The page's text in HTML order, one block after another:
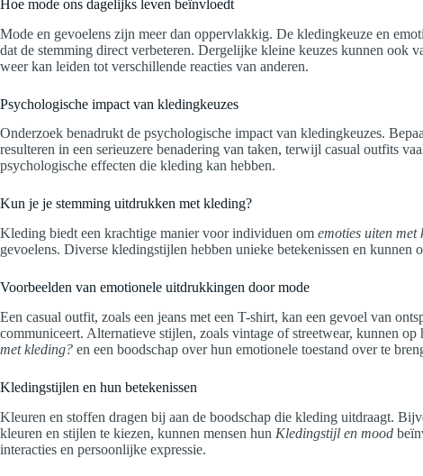
Hoe mode ons dagelijks leven beïnvloedt
Mode en gevoelens zijn meer dan oppervlakkig. De kledingkeuze en
dat de stemming direct verbeteren. Dergelijke kleine keuzes kunnen
weer kan leiden tot verschillende reacties van anderen.
Psychologische impact van kledingkeuzes
Onderzoek benadrukt de psychologische impact van kledingkeuzes.
resulteren in een serieuzere benadering van taken, terwijl casual outfits
psychologische effecten die kleding kan hebben.
Kun je je stemming uitdrukken met kleding?
Kleding biedt een krachtige manier voor individuen om emoties uiten met
gevoelens. Diverse kledingstijlen hebben unieke betekenissen en
Voorbeelden van emotionele uitdrukkingen door mode
Een casual outfit, zoals een jeans met een T-shirt, kan een gevoel van
communiceert. Alternatieve stijlen, zoals vintage of streetwear, kunnen
met kleding? en een boodschap over hun emotionele toestand over te
Kledingstijlen en hun betekenissen
Kleuren en stoffen dragen bij aan de boodschap die kleding uitdraagt.
kleuren en stijlen te kiezen, kunnen mensen hun Kledingstijl en mood
interacties en persoonlijke expressie.